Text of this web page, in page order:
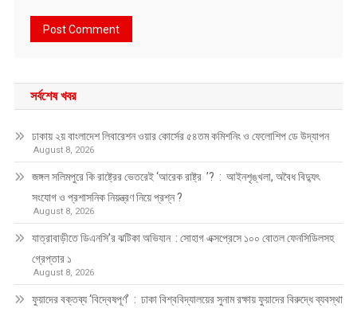
সর্বশেষ খবর
ঢাকায় ২য় বাংলাদেশ লিবারেশন ওয়ার কোর্সের ৫৪তম কমিশনিং ও ফেলোশিপ ডে উদ্‌যাপন
August 8, 2026
জঙ্গল সলিমপুরে কি রাষ্ট্রের ভেতরেই ‘আরেক রাষ্ট্র ’? : আইনশৃঙ্খলা, অবৈধ বিদ্যুৎ
সংযোগ ও প্রশাসনিক নিয়ন্ত্রণ নিয়ে প্রশ্ন ?
August 8, 2026
যাত্রাবাড়ীতে ডিএনসি’র ঝটিকা অভিযান : সোহাগ এক্সপ্রেসে ১০০ বোতল ফেনসিডিলসহ
গ্রেপ্তার ১
August 8, 2026
ফুয়াদের বক্তব্য ‘বিদ্বেষপূর্ণ’ : ঢাকা বিশ্ববিদ্যালয়ের সুনাম রক্ষায় ফুয়াদের বিরুদ্ধে ব্যবস্থা